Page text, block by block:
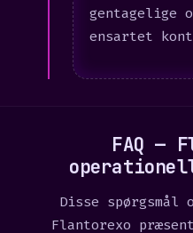
gentagelige
ensartet
FAQ —
Disse spørgsmål
Flantorexo